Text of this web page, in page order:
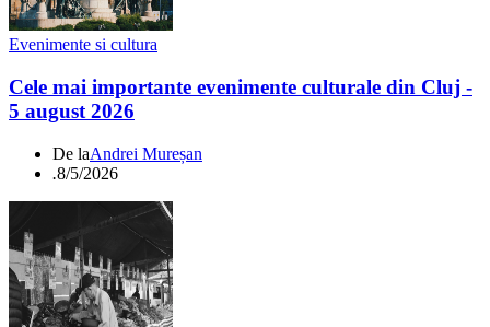
Evenimente si cultura
Cele mai importante evenimente culturale din Cluj -
5 august 2026
De laAndrei Mureșan
.8/5/2026